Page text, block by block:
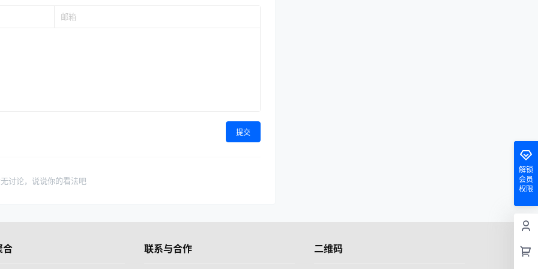
提交
讨论，说说你的看法吧
解锁
会员
权限
合 联系与合作 二维码